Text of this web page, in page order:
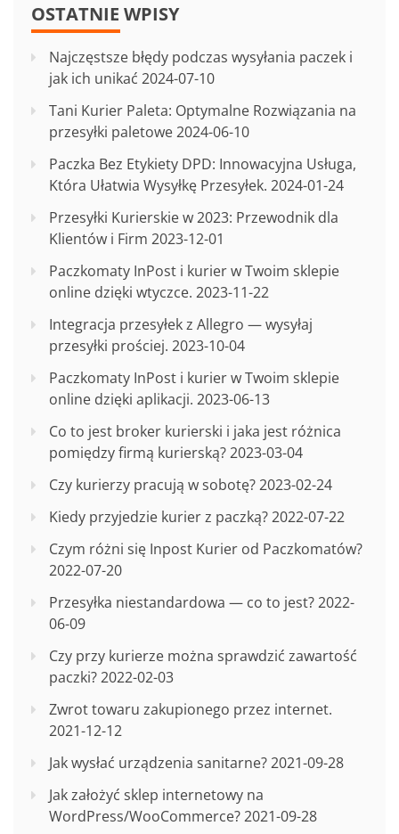
OSTATNIE WPISY
Najczęstsze błędy podczas wysyłania paczek i
jak ich unikać 2024-07-10
Tani Kurier Paleta: Optymalne Rozwiązania na
przesyłki paletowe2024-06-10
Paczka Bez Etykiety DPD: Innowacyjna Usługa,
Która Ułatwia Wysyłkę Przesyłek. 2024-01-24
Przesyłki Kurierskie w 2023: Przewodnik dla
Klientów i Firm 2023-12-01
Paczkomaty InPost i kurier w Twoim sklepie
online dzięki wtyczce. 2023-11-22
Integracja przesyłek z Allegro — wysyłaj
przesyłki prościej. 2023-10-04
Paczkomaty InPost i kurier w Twoim sklepie
online dzięki aplikacji. 2023-06-13
Co to jest broker kurierski i jaka jest różnica
pomiędzy firmą kurierską?2023-03-04
Czy kurierzy pracują w sobotę?2023-02-24
Kiedy przyjedzie kurier z paczką?2022-07-22
Czym różni się Inpost Kurier od Paczkomatów?
2022-07-20
Przesyłka niestandardowa — co to jest?2022-
06-09
Czy przy kurierze można sprawdzić zawartość
paczki?2022-02-03
Zwrot towaru zakupionego przez internet.
2021-12-12
Jak wysłać urządzenia sanitarne?2021-09-28
Jak założyć sklep internetowy na
WordPress/WooCommerce?2021-09-28